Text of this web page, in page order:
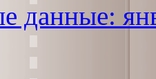
данные: